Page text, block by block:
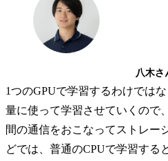
八木さ
1つのGPUで学習するわけでは
量に使って学習させていくので
間の通信をおこなってストレー
どでは、普通のCPUで学習する